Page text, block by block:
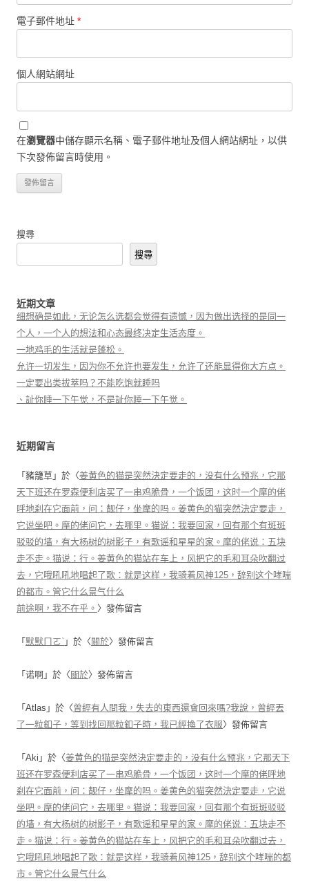
電子郵件地址 *
個人網站網址
在瀏覽器中儲存顯示名稱、電子郵件地址及個人網站網址，以供
下次發佈留言時使用。
搜尋
搜尋
近期文章
细想确是如此，无论怎么选都会觉得有遗憾，因为做出选择的是同一
个人，一个人的想法和心态最终决定生活态度。
一地鸡毛的生活就是蓬松。
允许一切发生，因为你不允许也要发生，允许了还能显得你大方点。
一定要出类拔萃吗？不能吃饱就睡吗
、訨你睡一下午觉，不是訨你睡一下午觉。
近期留言
「 豬籠草 」於〈姜黄色的猫是突然決定要走的，没有什么预兆，它那
天下班还在罗森便利店买了一串鸡脆骨，一个饭团，这时一个摩的佬
呼地刹在它面前，问：靓仔，坐摩的吗。姜黄色的猫突然決定要走，
它说坐吧。摩的佬问它，去哪里。猫说：我要回家，回有那个有斑斑
驳驳的墙，有大杨树的树影子，有歌谣和星星的家。摩的佬说：五块
走不走。猫说：行。姜黄色的猫站在车上，风把它的毛和耳朵吹翻过
去，它哦吼吼地唱起了歌：就是这样，我骑着风神125，辞别这个哮喘
的都市。管它什么景气什么
前途啊，我不在乎。 〉發佈留言
「 默默ㄇㄛˋ 」於〈 關於〉發佈留言
「 诺啊 」於〈 關於〉發佈留言
「 Atlas 」於〈曾經有人問我，失去的東西還會回來嗎?我說，曾經丟
了一粒釦子，等到找回那粒釦子時，我已經換了衣服〉發佈留言
「 Aki 」於〈姜黄色的猫是突然決定要走的，没有什么预兆，它那天下
班还在罗森便利店买了一串鸡脆骨，一个饭团，这时一个摩的佬呼地
刹在它面前，问：靓仔，坐摩的吗。姜黄色的猫突然決定要走，它说
坐吧。摩的佬问它，去哪里。猫说：我要回家，回有那个有斑斑驳驳
的墙，有大杨树的树影子，有歌谣和星星的家。摩的佬说：五块走不
走。猫说：行。姜黄色的猫站在车上，风把它的毛和耳朵吹翻过去，
它哦吼吼地唱起了歌：就是这样，我骑着风神125，辞别这个哮喘的都
市。管它什么景气什么